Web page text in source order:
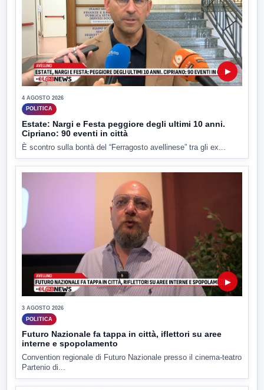
▶
4 AGOSTO 2026
POLITICA
Estate: Nargi e Festa peggiore degli ultimi 10 anni.
Cipriano: 90 eventi in città
È scontro sulla bontà del “Ferragosto avellinese” tra gli ex...
▶
3 AGOSTO 2026
POLITICA
Futuro Nazionale fa tappa in città, iflettori su aree
interne e spopolamento
Convention regionale di Futuro Nazionale presso il cinema-teatro
Partenio di...